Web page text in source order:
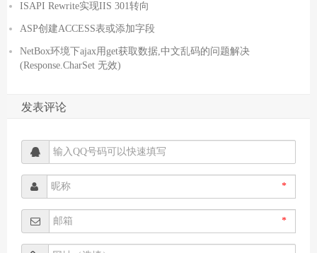
ISAPI Rewrite实现IIS 301转向
ASP创建ACCESS表或添加字段
NetBox环境下ajax用get获取数据,中文乱码的问题解决
(Response.CharSet 无效)
发表评论
*
*